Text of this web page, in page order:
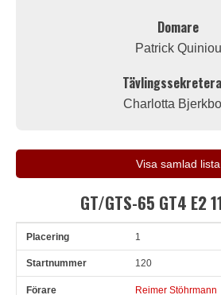
Domare
Patrick Quiniou
Charlotta
Visa samlad lista
GT/GTS-65 GT4 E2
Pl Snr 1
120
Reimer Stöhrmann